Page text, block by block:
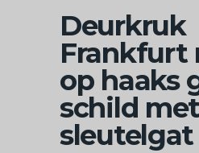
Deurkruk
Frankfurt
op haaks
schild met
sleutelgat